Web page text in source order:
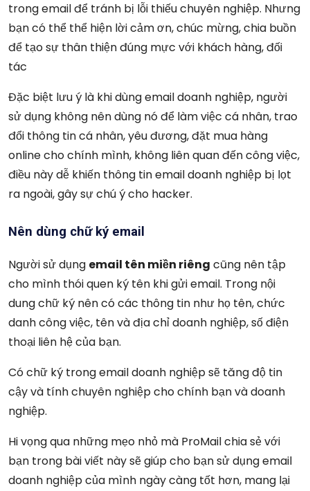
trong email để tránh bị lỗi thiếu chuyên nghiệp. Nhưng
bạn có thể thể hiện lời cảm ơn, chúc mừng, chia buồn
để tạo sự thân thiện đúng mực với khách hàng, đối
tác
Đặc biệt lưu ý là khi dùng email doanh nghiệp, người
sử dụng không nên dùng nó để làm việc cá nhân, trao
đổi thông tin cá nhân, yêu đương, đặt mua hàng
online cho chính mình, không liên quan đến công việc,
điều này dễ khiến thông tin email doanh nghiệp bị lọt
ra ngoài, gây sự chú ý cho hacker.
Nên dùng chữ ký email
Người sử dụng email tên miền riêng cũng nên tập
cho mình thói quen ký tên khi gửi email. Trong nội
dung chữ ký nên có các thông tin như họ tên, chức
danh công việc, tên và địa chỉ doanh nghiệp, số điện
thoại liên hệ của bạn.
Có chữ ký trong email doanh nghiệp sẽ tăng độ tin
cậy và tính chuyên nghiệp cho chính bạn và doanh
nghiệp.
Hi vọng qua những mẹo nhỏ mà ProMail chia sẻ với
bạn trong bài viết này sẽ giúp cho bạn sử dụng email
doanh nghiệp của mình ngày càng tốt hơn, mang lại